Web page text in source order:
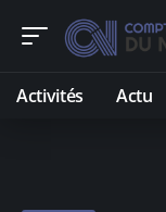
Activités Actu